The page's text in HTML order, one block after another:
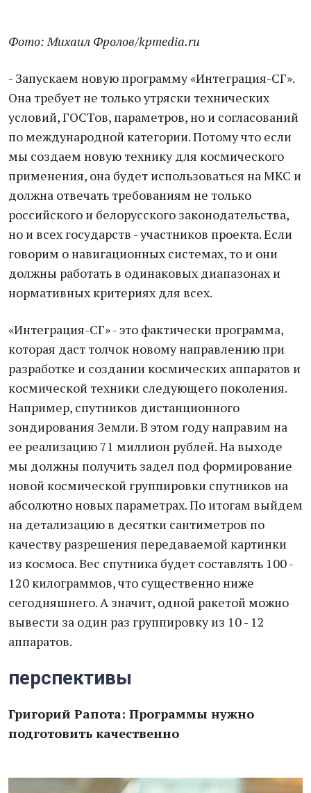
Фото: Михаил Фролов/kpmedia.ru
- Запускаем новую программу «Интеграция-СГ».
Она требует не только утряски технических
условий, ГОСТов, параметров, но и согласований
по международной категории. Потому что если
мы создаем новую технику для космического
применения, она будет использоваться на МКС и
должна отвечать требованиям не только
российского и белорусского законодательства,
но и всех государств - участников проекта. Если
говорим о навигационных системах, то и они
должны работать в одинаковых диапазонах и
нормативных критериях для всех.
«Интеграция-СГ» - это фактически программа,
которая даст толчок новому направлению при
разработке и создании космических аппаратов и
космической техники следующего поколения.
Например, спутников дистанционного
зондирования Земли. В этом году направим на
ее реализацию 71 миллион рублей. На выходе
мы должны получить задел под формирование
новой космической группировки спутников на
абсолютно новых параметрах. По итогам выйдем
на детализацию в десятки сантиметров по
качеству разрешения передаваемой картинки
из космоса. Вес спутника будет составлять 100 -
120 килограммов, что существенно ниже
сегодняшнего. А значит, одной ракетой можно
вывести за один раз группировку из 10 - 12
аппаратов.
перспективы
Григорий Рапота: Программы нужно
подготовить качественно